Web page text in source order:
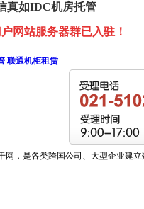
真如IDC机房托管
网站服务器群已入驻！
联通机柜租赁
，是各类跨国公司、大型企业建